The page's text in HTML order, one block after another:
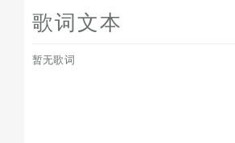
歌词文本
暂无歌词